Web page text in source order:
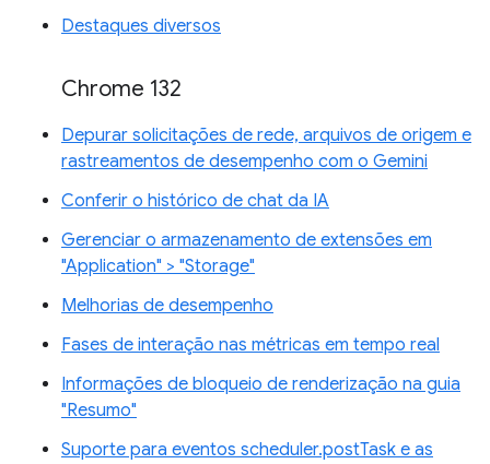
Destaques diversos
Chrome 132
Depurar solicitações de rede, arquivos de origem e
rastreamentos de desempenho com o Gemini
Conferir o histórico de chat da IA
Gerenciar o armazenamento de extensões em
"Application" > "Storage"
Melhorias de desempenho
Fases de interação nas métricas em tempo real
Informações de bloqueio de renderização na guia
"Resumo"
Suporte para eventos scheduler.postTask e as